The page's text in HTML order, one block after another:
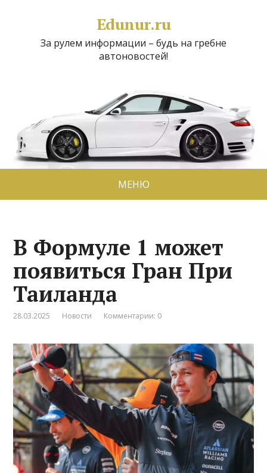
Edunur.ru
За рулем информации – будь на гребне
автоновостей!
МЕНЮ
В Формуле 1 может
появиться Гран При
Таиланда
28.03.2025 Новости Комментарии: 0